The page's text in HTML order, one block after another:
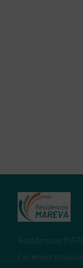
Résidences
Fièrement